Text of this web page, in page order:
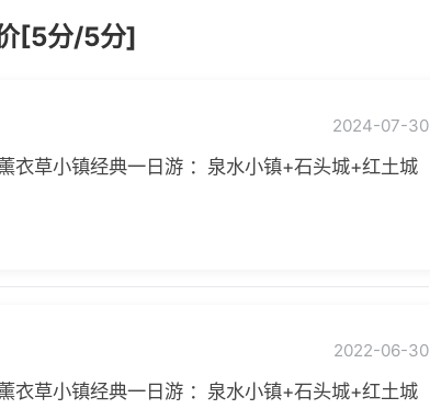
[5分/5分]
2024-07-30
衣草小镇经典一日游 ：泉水小镇+石头城+红土城
2022-06-30
衣草小镇经典一日游 ：泉水小镇+石头城+红土城